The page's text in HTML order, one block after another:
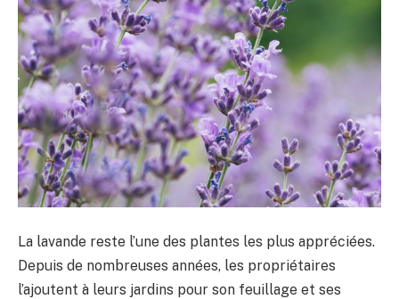
La lavande reste l’une des plantes les plus appréciées.
Depuis de nombreuses années, les propriétaires
l’ajoutent à leurs jardins pour son feuillage et ses